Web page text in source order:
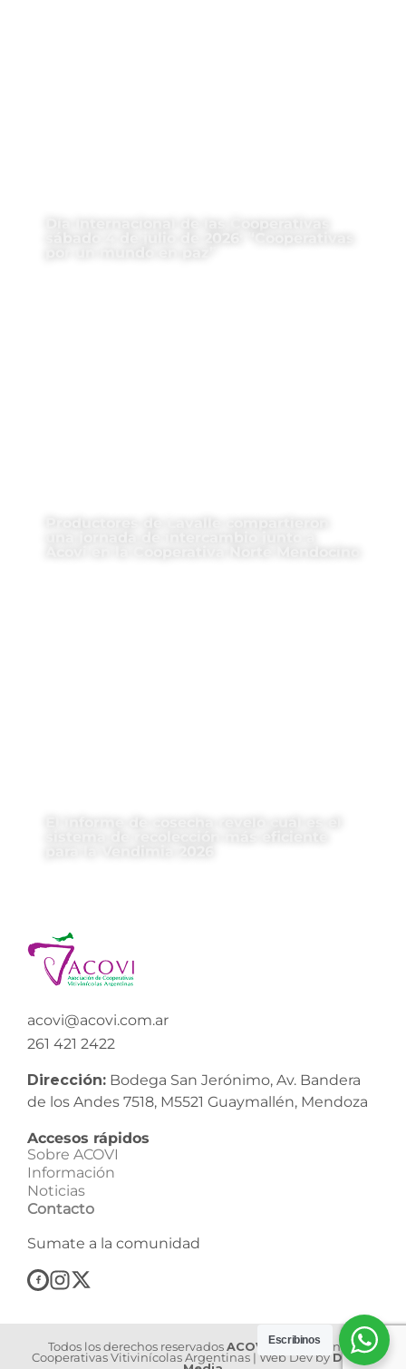
Día Internacional de las Cooperativas
acovi@acovi.com.ar
261 421 2422
Dirección: Bodega San Jerónimo, Av. Bandera
de los Andes 7518, M5521 Guaymallén, Mendoza
Accesos rápidos
Sobre ACOVI
Información
Noticias
Contacto
Sumate a la comunidad
Todos los derechos reservados ACOVI | Asociación de
Cooperativas Vitivinícolas Argentinas | Web Dev by Dilook
Escribinos